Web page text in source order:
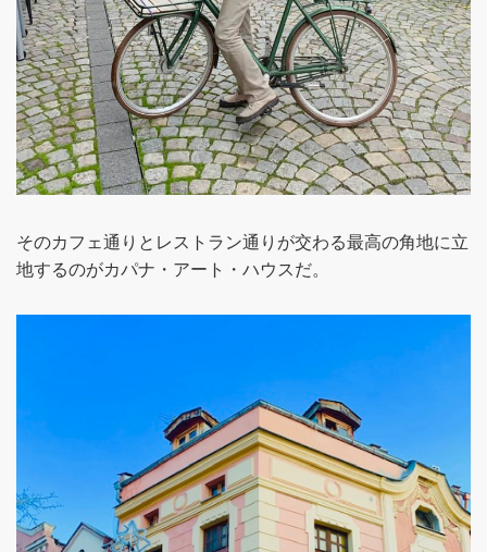
そのカフェ通りとレストラン通りが交わる最高の角地に立
地するのがカパナ・アート・ハウスだ。